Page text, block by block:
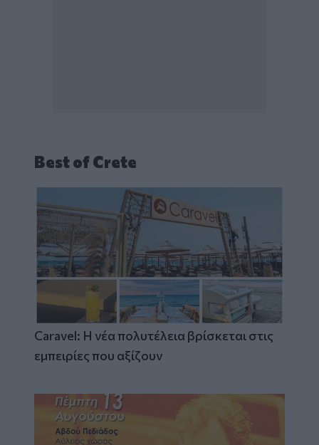
Best of Crete
Caravel: Η νέα πολυτέλεια βρίσκεται στις
εμπειρίες που αξίζουν